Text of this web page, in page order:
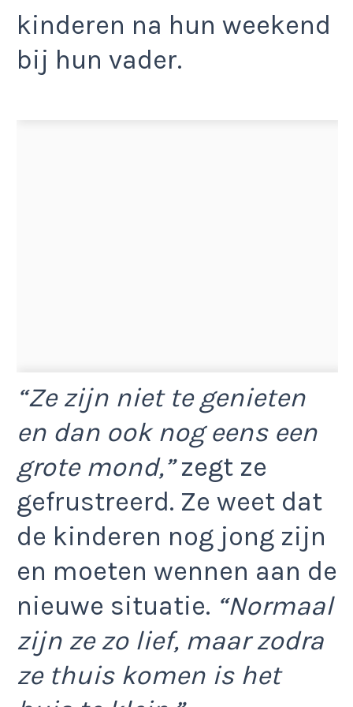
kinderen na hun weekend
bij hun vader.
“Ze zijn niet te genieten
en dan ook nog eens een
grote mond,”zegt ze
gefrustreerd. Ze weet dat
de kinderen nog jong zijn
en moeten wennen aan de
nieuwe situatie. “Normaal
zijn ze zo lief, maar zodra
ze thuis komen is het